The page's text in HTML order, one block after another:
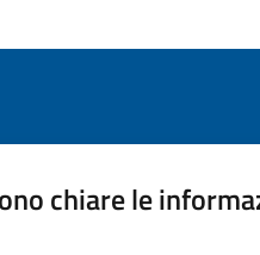
chiare le